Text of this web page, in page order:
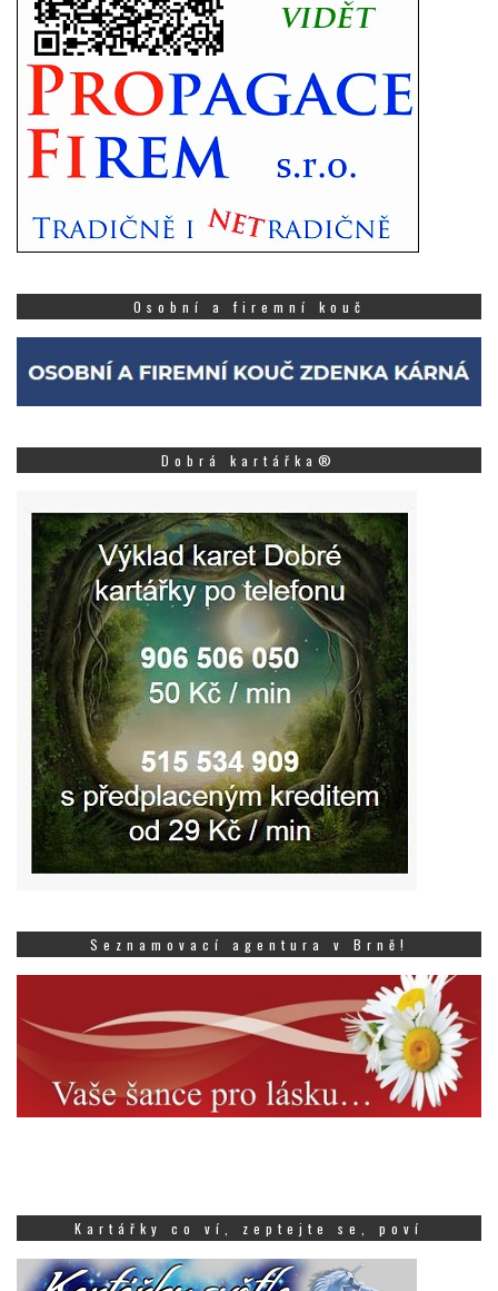
Osobní a firemní kouč
Dobrá kartářka®
Seznamovací agentura v Brně!
Kartářky co ví, zeptejte se, poví